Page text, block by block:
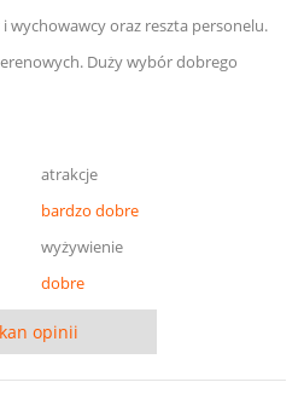
wychowawcy oraz reszta personelu.
Duży wybór dobrego
atrakcje
bardzo dobre
wyżywienie
dobre
opinii